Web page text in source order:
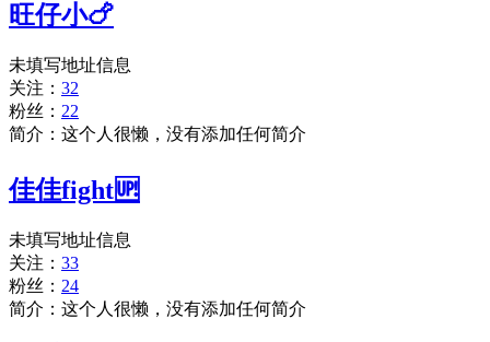
旺仔小🍗
未填写地址信息
关注： 32
粉丝： 22
简介：这个人很懒，没有添加任何简介
佳佳fight🆙
未填写地址信息
关注： 33
粉丝： 24
简介：这个人很懒，没有添加任何简介